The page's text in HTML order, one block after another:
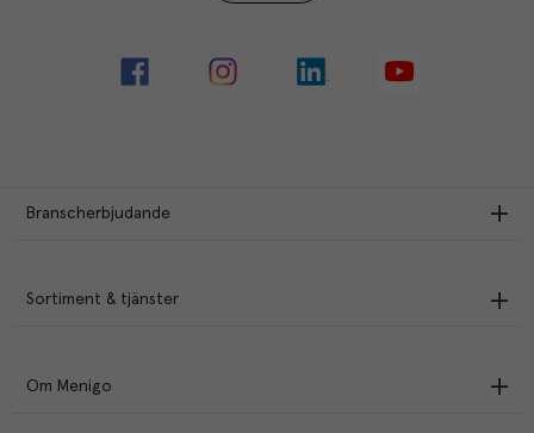
Branscherbjudande
Sortiment & tjänster
Om Menigo